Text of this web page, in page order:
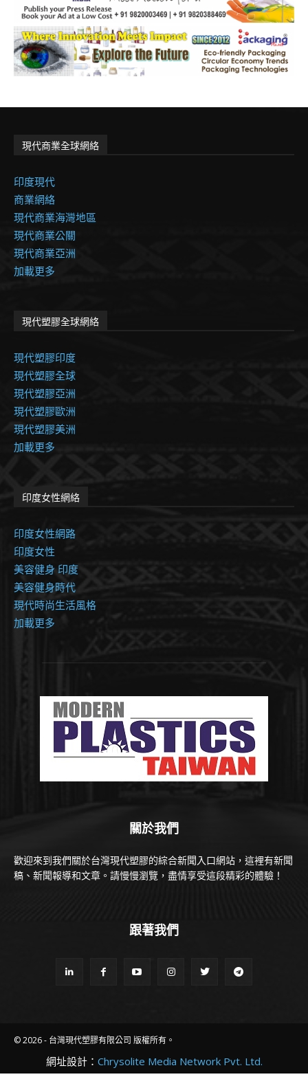
現代商業全球網絡
印度現代
商業網絡
現代商業海灣地區
現代商業公關
現代商業亞洲
加載更多
現代塑膠全球網絡
現代塑膠印度
現代塑膠全球
現代塑膠亞洲
現代塑膠歐洲
現代塑膠美洲
加載更多
印度女性網絡
印度女性網路
印度女性
美容健身 印度
美容健身時代
現代時尚生活風格
加載更多
關於我們
歡迎來到我們關於台灣現代塑膠的綜合新聞入口網站，這裡有新聞
稿、新聞報導和文章。請慢慢瀏覽，盡情享受這段精彩的體驗！
跟著我們
© 2026 - 台灣現代塑膠有限公司 版權所有。
網址設計： Chrysolite Media Network Pvt. Ltd.